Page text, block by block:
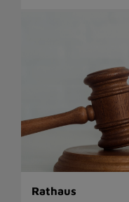
Rathaus